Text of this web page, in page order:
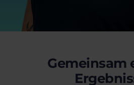
Gemeinsam